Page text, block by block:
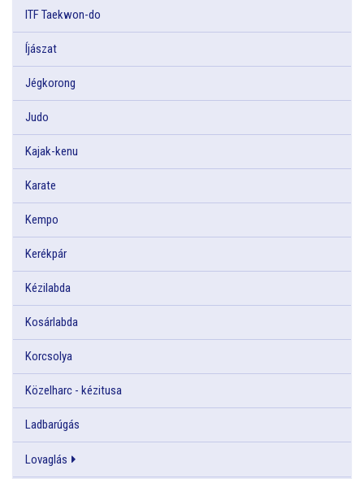
ITF Taekwon-do
Íjászat
Jégkorong
Judo
Kajak-kenu
Karate
Kempo
Kerékpár
Kézilabda
Kosárlabda
Korcsolya
Közelharc - kézitusa
Ladbarúgás
Lovaglás